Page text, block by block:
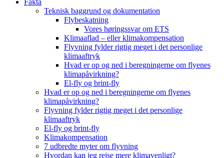
Fakta
Teknisk baggrund og dokumentation
Flybeskatning
Vores høringssvar om ETS
Klimaaflad – eller klimakompensation
Flyvning fylder rigtig meget i det personlige
klimaaftryk
Hvad er op og ned i beregningerne om flyenes
klimapåvirkning?
El-fly og brint-fly
Hvad er op og ned i beregningerne om flyenes
klimapåvirkning?
Flyvning fylder rigtig meget i det personlige
klimaaftryk
El-fly og brint-fly
Klimakompensation
7 udbredte myter om flyvning
Hvordan kan jeg rejse mere klimavenligt?